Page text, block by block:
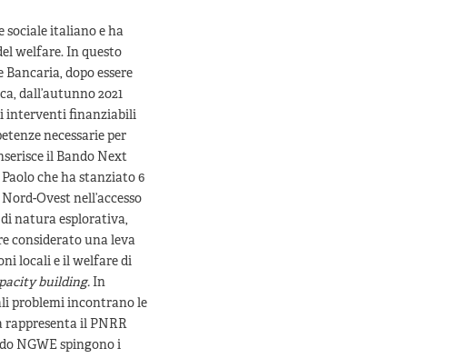
sociale italiano e ha
welfare. In questo
dopo essere
dall’autunno 2021
interventi finanziabili
necessarie per
il Bando Next
che ha stanziato 6
Ovest nell’accesso
natura esplorativa,
considerato una leva
locali e il welfare di
building.In
problemi incontrano le
il PNRR
NGWE spingono i